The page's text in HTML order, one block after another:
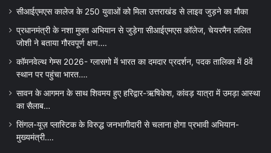
सीआईएमएस कालेज के 250 युवाओं को मिला उत्तराखंड से लाइव जुड़ने का मौका
प्रधानमंत्री के नशा मुक्त अभियान से जुड़ेगा सीआईएमएस कॉलेज, चेयरमैन ललित
जोशी ने बताया गौरवपूर्ण क्षण….
कॉमनवेल्थ गेम्स 2026- ग्लासगो में भारत का दमदार प्रदर्शन, पदक तालिका में 8वें
स्थान पर पहुंचा भारत….
सावन के आगमन के साथ शिवमय हुए हरिद्वार-ऋषिकेश, कांवड़ यात्रा में उमड़ा आस्था
का सैलाब…
सिंगल-यूज़ प्लास्टिक के विरुद्ध जनभागीदारी से चलाना होगा प्रभावी अभियान-
मुख्यमंत्री….